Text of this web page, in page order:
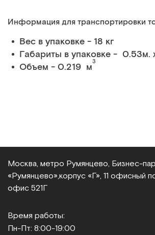
Информация для транспортировки
Вес в упаковке - 18 кг
Габариты в упаковке - 0.53м.
Объем - 0.219 м3
Москва, метро Румянцево,
«Румянцево», корпус «Г», 11 офисный
офис 521Г
Время работы:
Пн-Пт: 8:00-19:00